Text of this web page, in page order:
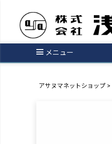
メニュー
アサヌマネットショップ